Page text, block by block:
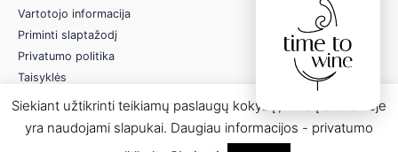
Vartotojo informacija
Priminti slaptažodį
Privatumo politika
Taisyklės
© 2026 Anereta - Skonio Namai
Siekiant užtikrinti teikiamų paslaugų kokybę, mūsų svetainėje
yra naudojami slapukai. Daugiau informacijos - privatumo